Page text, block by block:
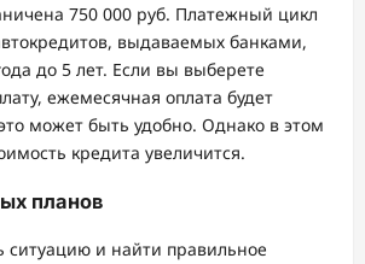
750 000 руб. Платежный цикл
выдаваемых банками,
до 5 лет. Если вы выберете
ежемесячная оплата будет
может быть удобно. Однако в этом
кредита увеличится.
планов
ситуацию и найти правильное